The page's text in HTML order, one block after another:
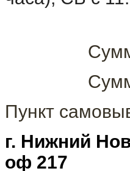
Сумма
Сумма
Пункт
г. Нижний
оф 217